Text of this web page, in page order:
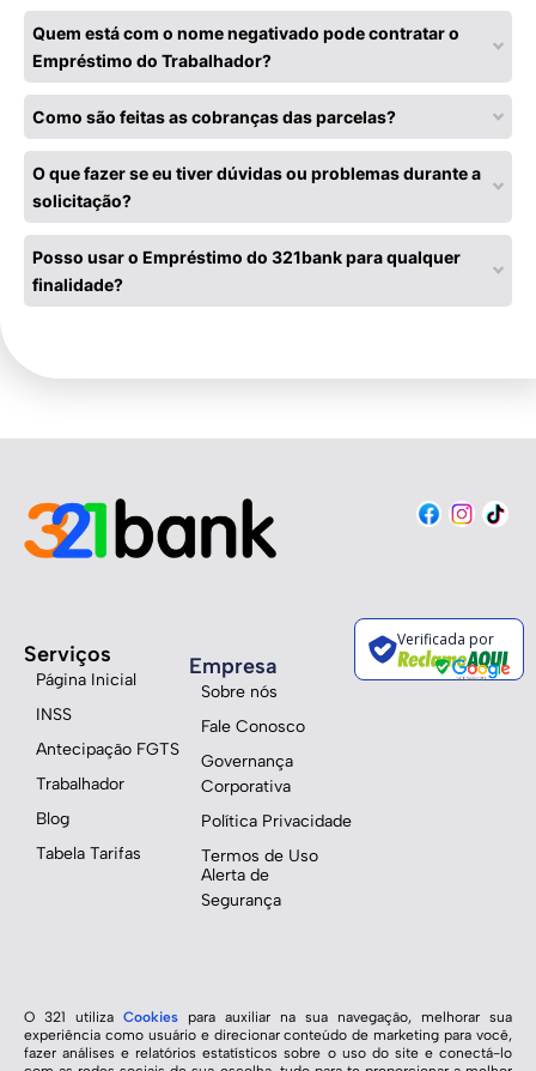
Quem está com o nome negativado pode contratar o
Empréstimo do Trabalhador?
Como são feitas as cobranças das parcelas?
O que fazer se eu tiver dúvidas ou problemas durante a
solicitação?
Posso usar o Empréstimo do 321bank para qualquer
finalidade?
O 321 utiliza Cookies para auxiliar na sua navegação, melhorar sua
experiência como usuário e direcionar conteúdo de marketing para você,
fazer análises e relatórios estatísticos sobre o uso do site e conectá-lo
Serviços
Página Inicial
INSS
Antecipação FGTS
Trabalhador
Blog
Tabela Tarifas
Empresa
Sobre nós
Fale Conosco
Governança
Corporativa
Política Privacidade
Termos de Uso
Alerta de
Segurança
Verificada por